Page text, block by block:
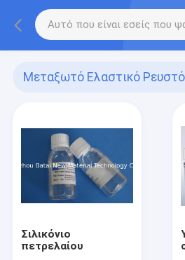
Μεταξωτό Ελαστικό Ρευστό
Σιλικόνιο
πετρελαίου